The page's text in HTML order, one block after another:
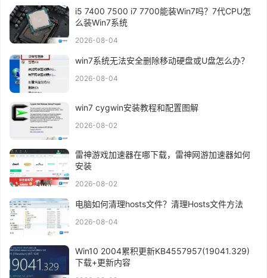
i5 7400 7500 i7 7700能装Win7吗？7代CPU怎
么装Win7系统
2026-08-04
win7系统无法安全删除移动硬盘或U盘怎么办？
2026-08-04
win7 cygwin安装教程和配置图解
2026-08-02
雷神游戏加速器在哪下载，雷神网游加速器如何
安装
2026-08-02
电脑如何清理hosts文件？清理Hosts文件方法
2026-08-04
Win10 2004累积更新KB4557957(19041.329)
下载+更新内容